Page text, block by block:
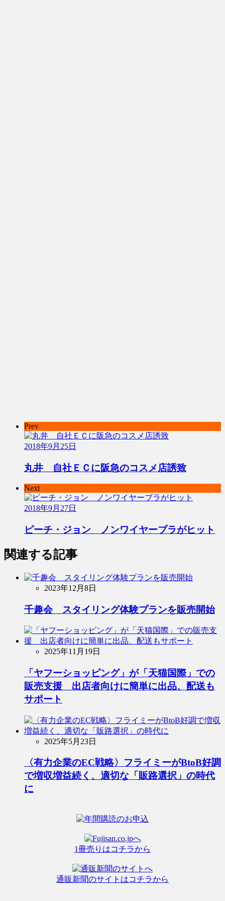
Prev
2018年9月25日
丸井 自社ＥＣに阪急のコスメ店誘致
Next
2018年9月27日
ピーチ・ジョン ノンワイヤーブラがヒット
関連する記事
2023年12月8日
千趣会 スタイリング体験プランを販売開始
2025年11月19日
「ヤフーショッピング」が「天猫国際」での
販売支援 出店者向けに簡単に出品、配送も
サポート
2025年5月23日
〈有力企業のEC戦略〉フライミーがBtoB好調
で増収増益続く、適切な「販路選択」の時代
に
1冊売りはコチラから
通販新聞のサイトはコチラから